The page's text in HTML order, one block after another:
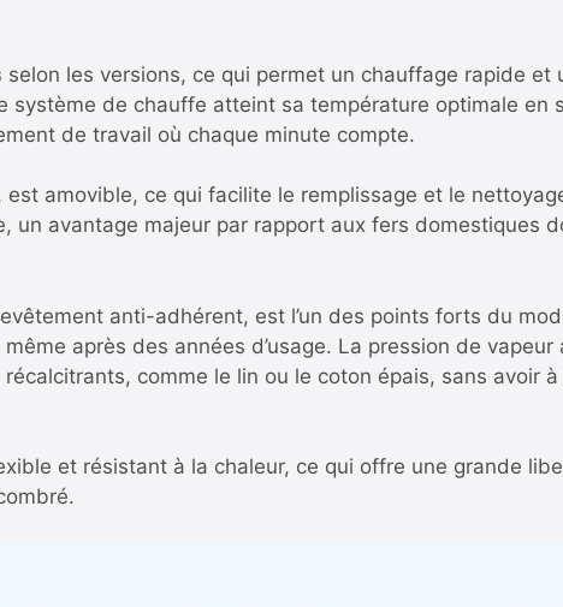
selon les versions, ce qui permet un chauffage rapide et
système de chauffe atteint sa température optimale en
de travail où chaque minute compte.
est amovible, ce qui facilite le remplissage et le
un avantage majeur par rapport aux fers domestiques
anti-adhérent, est l’un des points forts du
après des années d’usage. La pression de vapeur
comme le lin ou le coton épais, sans avoir
et résistant à la chaleur, ce qui offre une grande